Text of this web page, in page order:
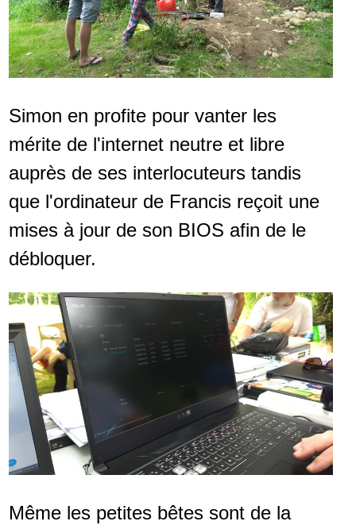
Simon en profite pour vanter les
mérite de l'internet neutre et libre
auprès de ses interlocuteurs tandis
que l'ordinateur de Francis reçoit une
mises à jour de son BIOS afin de le
débloquer.
Même les petites bêtes sont de la